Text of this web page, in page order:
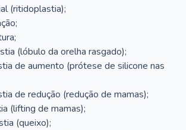
(ritidoplastia);
(lóbulo da orelha rasgado);
de aumento (prótese de silicone nas
de redução (redução de mamas);
(lifting de mamas);
(queixo);